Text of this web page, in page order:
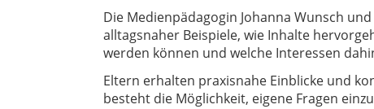
Die Medienpädagogin Johanna Wunsch
alltagsnaher Beispiele, wie Inhalte
werden können und welche Interessen
Eltern erhalten praxisnahe Einblicke und
besteht die Möglichkeit, eigene Fragen